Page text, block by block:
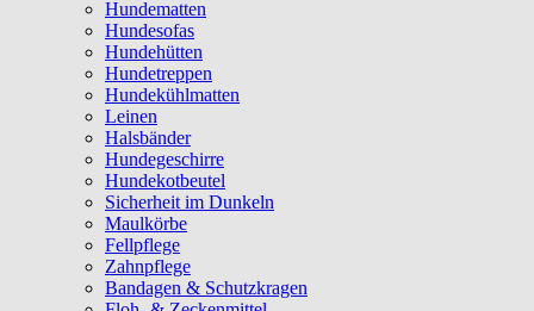
Hundematten
Hundesofas
Hundehütten
Hundetreppen
Hundekühlmatten
Leinen
Halsbänder
Hundegeschirre
Hundekotbeutel
Sicherheit im Dunkeln
Maulkörbe
Fellpflege
Zahnpflege
Bandagen & Schutzkragen